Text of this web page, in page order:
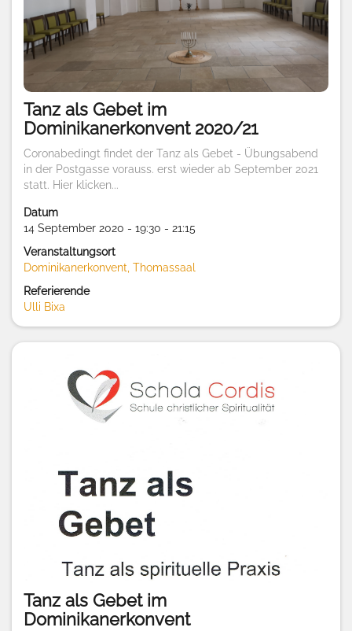
Tanz als Gebet im
Dominikanerkonvent 2020/21
Coronabedingt findet der Tanz als Gebet - Übungsabend
in der Postgasse vorauss. erst wieder ab September 2021
statt. Hier klicken...
Datum
14 September 2020 - 19:30 - 21:15
Veranstaltungsort
Dominikanerkonvent, Thomassaal
Referierende
Ulli Bixa
Tanz als Gebet im
Dominikanerkonvent